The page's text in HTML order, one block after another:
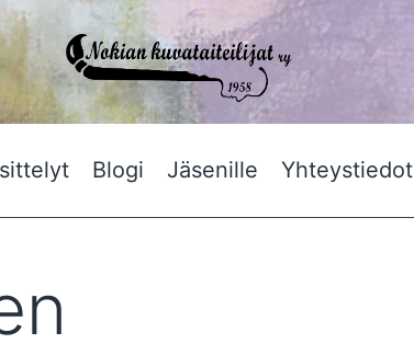
Kuvataiteilijat
Blogi Jäsenille Yhteystiedot